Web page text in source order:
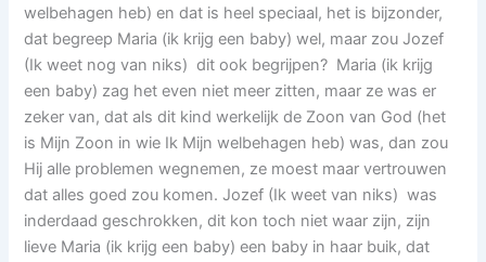
welbehagen heb) en dat is heel speciaal, het is bijzonder,
dat begreep Maria (ik krijg een baby) wel, maar zou Jozef
(Ik weet nog van niks) dit ook begrijpen? Maria (ik krijg
een baby) zag het even niet meer zitten, maar ze was er
zeker van, dat als dit kind werkelijk de Zoon van God (het
is Mijn Zoon in wie Ik Mijn welbehagen heb) was, dan zou
Hij alle problemen wegnemen, ze moest maar vertrouwen
dat alles goed zou komen. Jozef (Ik weet van niks) was
inderdaad geschrokken, dit kon toch niet waar zijn, zijn
lieve Maria (ik krijg een baby) een baby in haar buik, dat